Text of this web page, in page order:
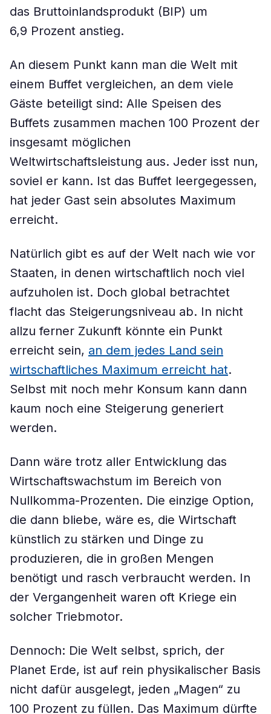
das Bruttoinlandsprodukt (BIP) um
6,9 Prozent anstieg.
An diesem Punkt kann man die Welt mit
einem Buffet vergleichen, an dem viele
Gäste beteiligt sind: Alle Speisen des
Buffets zusammen machen 100 Prozent der
insgesamt möglichen
Weltwirtschaftsleistung aus. Jeder isst nun,
soviel er kann. Ist das Buffet leergegessen,
hat jeder Gast sein absolutes Maximum
erreicht.
Natürlich gibt es auf der Welt nach wie vor
Staaten, in denen wirtschaftlich noch viel
aufzuholen ist. Doch global betrachtet
flacht das Steigerungsniveau ab. In nicht
allzu ferner Zukunft könnte ein Punkt
erreicht sein, an dem jedes Land sein
wirtschaftliches Maximum erreicht hat.
Selbst mit noch mehr Konsum kann dann
kaum noch eine Steigerung generiert
werden.
Dann wäre trotz aller Entwicklung das
Wirtschaftswachstum im Bereich von
Nullkomma-Prozenten. Die einzige Option,
die dann bliebe, wäre es, die Wirtschaft
künstlich zu stärken und Dinge zu
produzieren, die in großen Mengen
benötigt und rasch verbraucht werden. In
der Vergangenheit waren oft Kriege ein
solcher Triebmotor.
Dennoch: Die Welt selbst, sprich, der
Planet Erde, ist auf rein physikalischer Basis
nicht dafür ausgelegt, jeden „Magen“ zu
100 Prozent zu füllen. Das Maximum dürfte